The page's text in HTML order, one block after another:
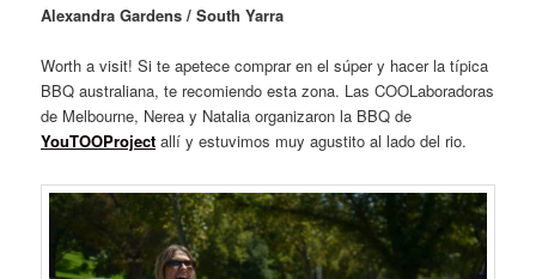
Alexandra Gardens / South Yarra
Worth a visit! Si te apetece comprar en el súper y hacer la típica
BBQ australiana, te recomiendo esta zona. Las COOLaboradoras
de Melbourne, Nerea y Natalia organizaron la BBQ de
YouTOOProject allí y estuvimos muy agustito al lado del rio.